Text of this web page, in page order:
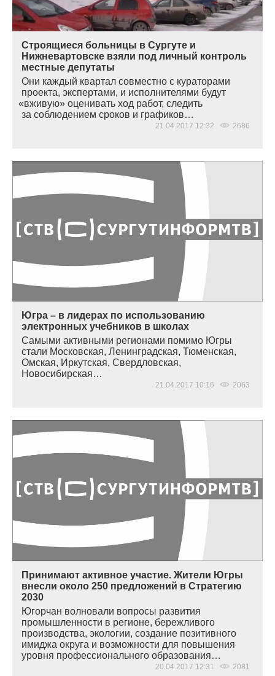
Строящиеся больницы в Сургуте и
Нижневартовске взяли под личный контроль
местные депутаты
Они каждый квартал совместно с кураторами
проекта, экспертами, и исполнителями будут
«вживую» оценивать ход работ, следить
за соблюдением сроков и графиков…
21.04.2017 12:32 2686
Югра – в лидерах по использованию
электронных учебников в школах
Самыми активными регионами помимо Югры
стали Московская, Ленинградская, Тюменская,
Омская, Иркутская, Свердловская,
Новосибирская…
21.04.2017 10:16 2063
Принимают активное участие. Жители Югры
внесли около 250 предложений в Стратегию
2030
Югорчан волновали вопросы развития
промышленности в регионе, бережливого
производства, экологии, создание позитивного
имиджа округа и возможности для повышения
уровня профессионального образования…
20.04.2017 12:31 2081